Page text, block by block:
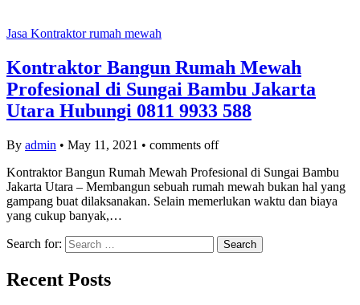
Jasa Kontraktor rumah mewah
Kontraktor Bangun Rumah Mewah
Profesional di Sungai Bambu Jakarta
Utara Hubungi 0811 9933 588
By admin • May 11, 2021 • comments off
Kontraktor Bangun Rumah Mewah Profesional di Sungai Bambu
Jakarta Utara – Membangun sebuah rumah mewah bukan hal yang
gampang buat dilaksanakan. Selain memerlukan waktu dan biaya
yang cukup banyak,…
Search for:
Recent Posts